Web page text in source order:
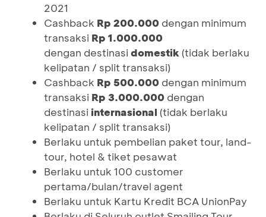
2021
Cashback Rp 200.000 dengan minimum
transaksi Rp 1.000.000
dengan destinasidomestik (tidak berlaku
kelipatan / split transaksi)
Cashback Rp 500.000 dengan minimum
transaksi Rp 3.000.000 dengan
destinasiinternasional (tidak berlaku
kelipatan / split transaksi)
Berlaku untuk pembelian paket tour, land-
tour, hotel & tiket pesawat
Berlaku untuk 100 customer
pertama/bulan/travel agent
Berlaku untuk Kartu Kredit BCA UnionPay